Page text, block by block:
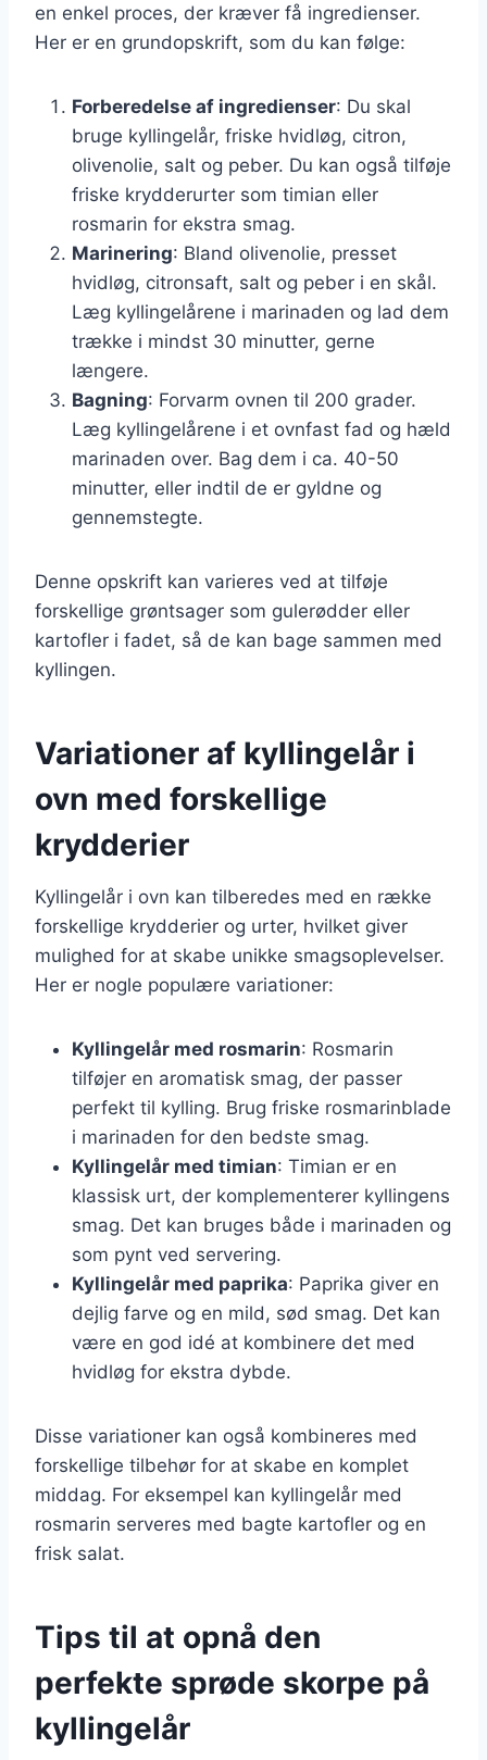
en enkel proces, der kræver få ingredienser.
Her er en grundopskrift, som du kan følge:
Forberedelse af ingredienser: Du skal
bruge kyllingelår, friske hvidløg, citron,
olivenolie, salt og peber. Du kan også tilføje
friske krydderurter som timian eller
rosmarin for ekstra smag.
Marinering: Bland olivenolie, presset
hvidløg, citronsaft, salt og peber i en skål.
Læg kyllingelårene i marinaden og lad dem
trække i mindst 30 minutter, gerne
længere.
Bagning: Forvarm ovnen til 200 grader.
Læg kyllingelårene i et ovnfast fad og hæld
marinaden over. Bag dem i ca. 40-50
minutter, eller indtil de er gyldne og
gennemstegte.
Denne opskrift kan varieres ved at tilføje
forskellige grøntsager som gulerødder eller
kartofler i fadet, så de kan bage sammen med
kyllingen.
Variationer af kyllingelår i
ovn med forskellige
krydderier
Kyllingelår i ovn kan tilberedes med en række
forskellige krydderier og urter, hvilket giver
mulighed for at skabe unikke smagsoplevelser.
Her er nogle populære variationer:
Kyllingelår med rosmarin: Rosmarin
tilføjer en aromatisk smag, der passer
perfekt til kylling. Brug friske rosmarinblade
i marinaden for den bedste smag.
Kyllingelår med timian: Timian er en
klassisk urt, der komplementerer kyllingens
smag. Det kan bruges både i marinaden og
som pynt ved servering.
Kyllingelår med paprika: Paprika giver en
dejlig farve og en mild, sød smag. Det kan
være en god idé at kombinere det med
hvidløg for ekstra dybde.
Disse variationer kan også kombineres med
forskellige tilbehør for at skabe en komplet
middag. For eksempel kan kyllingelår med
rosmarin serveres med bagte kartofler og en
frisk salat.
Tips til at opnå den
perfekte sprøde skorpe på
kyllingelår